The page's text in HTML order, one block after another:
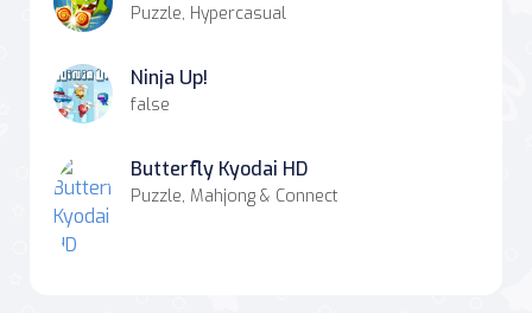
Puzzle, Hypercasual
Ninja Up!
false
Butterfly Kyodai HD
Puzzle, Mahjong & Connect